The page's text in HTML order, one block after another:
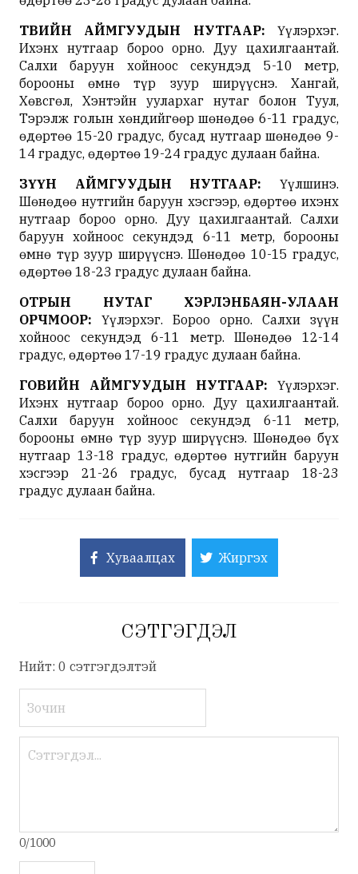
ТӨВИЙН АЙМГУУДЫН НУТГААР: Үүлэрхэг.
Ихэнх нутгаар бороо орно. Дуу цахилгаантай.
Салхи баруун хойноос секундэд 5-10 метр,
борооны өмнө түр зуур ширүүснэ. Хангай,
Хөвсгөл, Хэнтэйн уулархаг нутаг болон Туул,
Тэрэлж голын хөндийгөөр шөнөдөө 6-11 градус,
өдөртөө 15-20 градус, бусад нутгаар шөнөдөө 9-
14 градус, өдөртөө 19-24 градус дулаан байна.
ЗҮҮН АЙМГУУДЫН НУТГААР: Үүлшинэ.
Шөнөдөө нутгийн баруун хэсгээр, өдөртөө ихэнх
нутгаар бороо орно. Дуу цахилгаантай. Салхи
баруун хойноос секундэд 6-11 метр, борооны
өмнө түр зуур ширүүснэ. Шөнөдөө 10-15 градус,
өдөртөө 18-23 градус дулаан байна.
ОТРЫН НУТАГ ХЭРЛЭНБАЯН-УЛААН
ОРЧМООР: Үүлэрхэг. Бороо орно. Салхи зүүн
хойноос секундэд 6-11 метр. Шөнөдөө 12-14
градус, өдөртөө 17-19 градус дулаан байна.
ГОВИЙН АЙМГУУДЫН НУТГААР: Үүлэрхэг.
Ихэнх нутгаар бороо орно. Дуу цахилгаантай.
Салхи баруун хойноос секундэд 6-11 метр,
борооны өмнө түр зуур ширүүснэ. Шөнөдөө бүх
нутгаар 13-18 градус, өдөртөө нутгийн баруун
хэсгээр 21-26 градус, бусад нутгаар 18-23
градус дулаан байна.
Хуваалцах Жиргэх
СЭТГЭГДЭЛ
Нийт: 0 сэтгэгдэлтэй
0/1000